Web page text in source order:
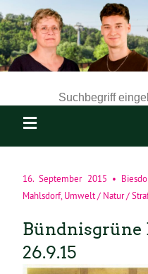
16. September 2015 •
Mahlsdorf,Umwelt / Natur /
Bündnisgrüne
26.9.15